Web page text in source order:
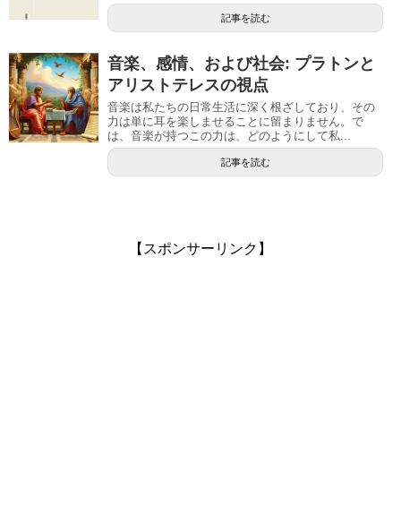
記事を読む
音楽、感情、および社会: プラトンと
アリストテレスの視点
音楽は私たちの日常生活に深く根ざしており、その
力は単に耳を楽しませることに留まりません。で
は、音楽が持つこの力は、どのようにして私...
記事を読む
【スポンサーリンク】